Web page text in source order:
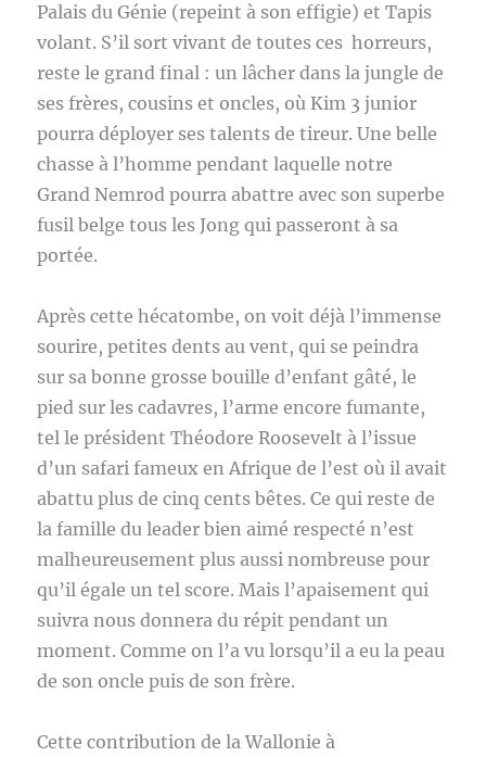
Palais du Génie (repeint à son effigie) et Tapis
volant. S’il sort vivant de toutes ces horreurs,
reste le grand final : un lâcher dans la jungle de
ses frères, cousins et oncles, où Kim 3 junior
pourra déployer ses talents de tireur. Une belle
chasse à l’homme pendant laquelle notre
Grand Nemrod pourra abattre avec son superbe
fusil belge tous les Jong qui passeront à sa
portée.
Après cette hécatombe, on voit déjà l’immense
sourire, petites dents au vent, qui se peindra
sur sa bonne grosse bouille d’enfant gâté, le
pied sur les cadavres, l’arme encore fumante,
tel le président Théodore Roosevelt à l’issue
d’un safari fameux en Afrique de l’est où il avait
abattu plus de cinq cents bêtes. Ce qui reste de
la famille du leader bien aimé respecté n’est
malheureusement plus aussi nombreuse pour
qu’il égale un tel score. Mais l’apaisement qui
suivra nous donnera du répit pendant un
moment. Comme on l’a vu lorsqu’il a eu la peau
de son oncle puis de son frère.
Cette contribution de la Wallonie à